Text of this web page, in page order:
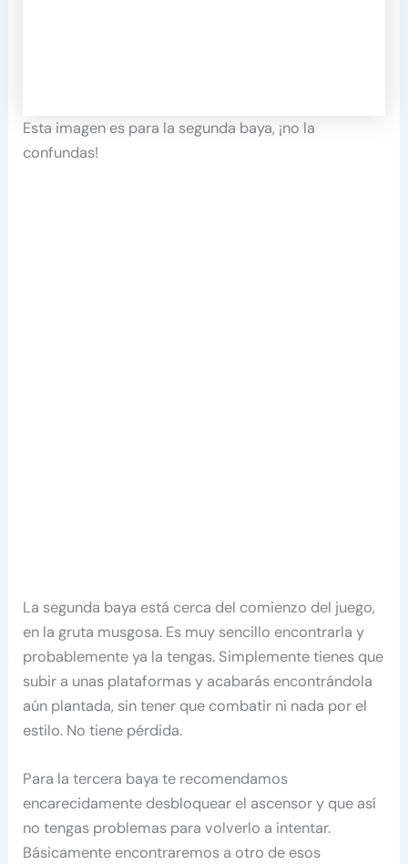
Esta imagen es para la segunda baya, ¡no la
confundas!
La segunda baya está cerca del comienzo del juego,
en la gruta musgosa. Es muy sencillo encontrarla y
probablemente ya la tengas. Simplemente tienes que
subir a unas plataformas y acabarás encontrándola
aún plantada, sin tener que combatir ni nada por el
estilo. No tiene pérdida.
Para la tercera baya te recomendamos
encarecidamente desbloquear el ascensor y que así
no tengas problemas para volverlo a intentar.
Básicamente encontraremos a otro de esos